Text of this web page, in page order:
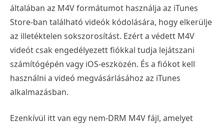
általában az M4V formátumot használja az iTunes
Store-ban található videók kódolására, hogy elkerülje
az illetéktelen sokszorosítást. Ezért a védett M4V
videót csak engedélyezett fiókkal tudja lejátszani
számítógépén vagy iOS-eszközén. És a fiókot kell
használni a videó megvásárlásához az iTunes
alkalmazásban.
Ezenkívül itt van egy nem-DRM M4V fájl, amelyet